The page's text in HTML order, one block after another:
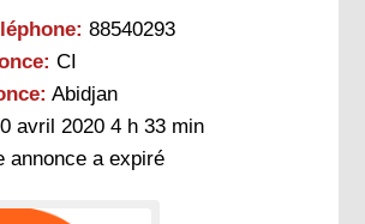
88540293
CI
Abidjan
avril 2020 4 h 33 min
annonce a expiré